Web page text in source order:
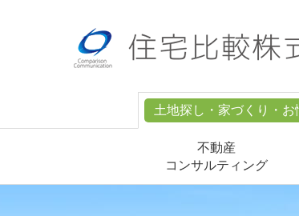
土地探し・家づくり・お
不動産
コンサルティング